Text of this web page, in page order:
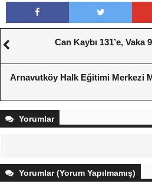
Can Kaybı 131’e, Vaka
Arnavutköy Halk Eğitimi Merkezi
Yorumlar
Yorumlar (Yorum Yapılmamış)